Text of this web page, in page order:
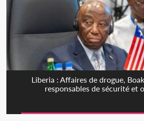
Liberia : Affaires de drogue,
responsables de sécurité et